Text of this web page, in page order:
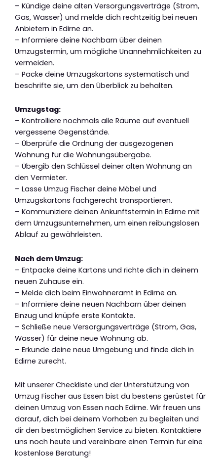
– Kündige deine alten Versorgungsverträge (Strom,
Gas, Wasser) und melde dich rechtzeitig bei neuen
Anbietern in Edirne an.
– Informiere deine Nachbarn über deinen
Umzugstermin, um mögliche Unannehmlichkeiten zu
vermeiden.
– Packe deine Umzugskartons systematisch und
beschrifte sie, um den Überblick zu behalten.
Umzugstag:
– Kontrolliere nochmals alle Räume auf eventuell
vergessene Gegenstände.
– Überprüfe die Ordnung der ausgezogenen
Wohnung für die Wohnungsübergabe.
– Übergib den Schlüssel deiner alten Wohnung an
den Vermieter.
– Lasse Umzug Fischer deine Möbel und
Umzugskartons fachgerecht transportieren.
– Kommuniziere deinen Ankunftstermin in Edirne mit
dem Umzugsunternehmen, um einen reibungslosen
Ablauf zu gewährleisten.
Nach dem Umzug:
– Entpacke deine Kartons und richte dich in deinem
neuen Zuhause ein.
– Melde dich beim Einwohneramt in Edirne an.
– Informiere deine neuen Nachbarn über deinen
Einzug und knüpfe erste Kontakte.
– Schließe neue Versorgungsverträge (Strom, Gas,
Wasser) für deine neue Wohnung ab.
– Erkunde deine neue Umgebung und finde dich in
Edirne zurecht.
Mit unserer Checkliste und der Unterstützung von
Umzug Fischer aus Essen bist du bestens gerüstet für
deinen Umzug von Essen nach Edirne. Wir freuen uns
darauf, dich bei deinem Vorhaben zu begleiten und
dir den bestmöglichen Service zu bieten. Kontaktiere
uns noch heute und vereinbare einen Termin für eine
kostenlose Beratung!